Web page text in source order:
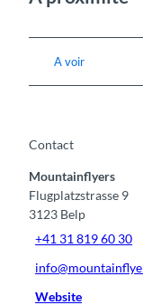
A voir
Contact
Mountainflyers
Flugplatzstrasse 9
3123 Belp
+41 31 819 60 30
Website